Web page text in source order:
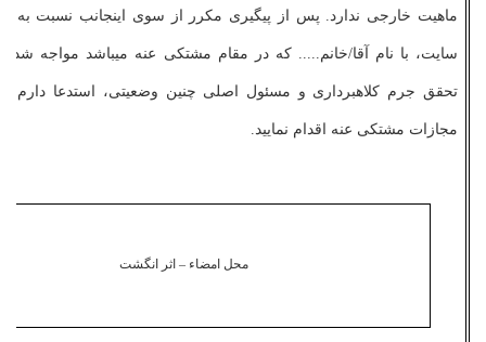
ماهیت خارجی ندارد. پس از پیگیری مکرر از سوی اینجانب نسبت به
سایت، با نام آقا/خانم..... که در مقام مشتکی­ عنه می­باشد مواجه شدم.
تحقق جرم کلاهبرداری و مسئول اصلی چنین وضعیتی، استدعا دارم
مجازات مشتکی ­عنه اقدام نمایید.
محل امضاء – اثر انگشت